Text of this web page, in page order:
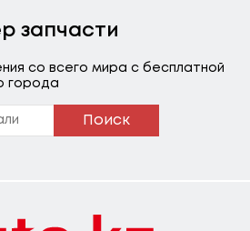
запчасти
со всего мира с бесплатной
города
Поиск